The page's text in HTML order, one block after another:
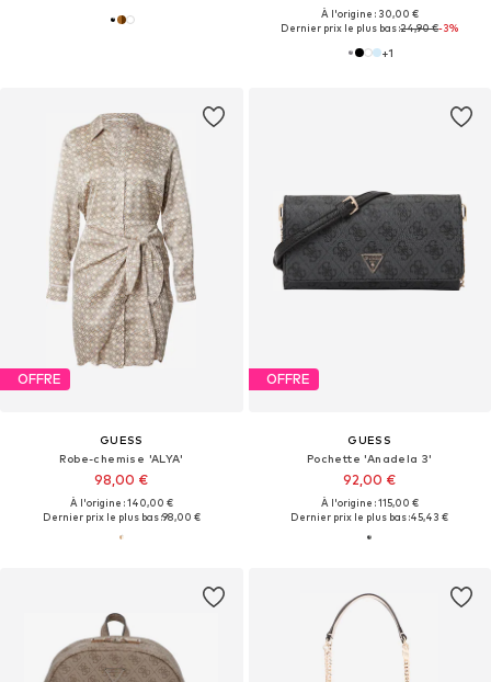
À l'origine : 30,00 €
Dernier prix le plus bas :24,90 €-3%
+1
OFFRE
GUESS
Robe-chemise 'ALYA'
98,00 €
À l'origine : 140,00 €
Dernier prix le plus bas :98,00 €
OFFRE
GUESS
Pochette 'Anadela 3'
92,00 €
À l'origine : 115,00 €
Dernier prix le plus bas :45,43 €